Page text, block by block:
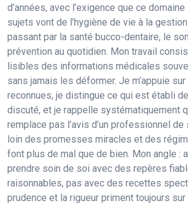
d’années, avec l’exigence que ce
sujets vont de l’hygiène de vie à la
passant par la santé bucco-dentaire, le
prévention au quotidien. Mon travail
lisibles des informations médicales
sans jamais les déformer. Je m’appuie
reconnues, je distingue ce qui est établi
discuté, et je rappelle systématiquement
remplace pas l’avis d’un professionnel
loin des promesses miracles et des
font plus de mal que de bien. Mon angle :
prendre soin de soi avec des repères
raisonnables, pas avec des recettes
prudence et la rigueur priment toujours sur